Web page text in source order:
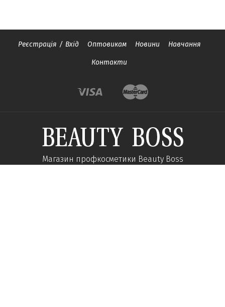
Реєстрація / Вхід Оптовикам Новини Навчання
Контакти
Магазин профкосметики Beauty Boss